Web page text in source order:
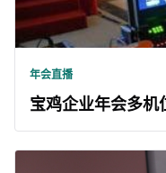
年会直播
宝鸡企业年会多机